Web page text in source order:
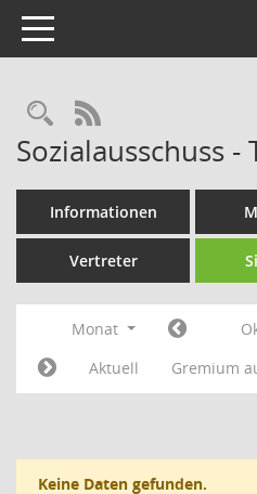
Toggle navigation
RSS-Feed
Sozialausschuss
Informationen
Vertreter
Monat
Aktuell
Gremium
Keine Daten gefunden.